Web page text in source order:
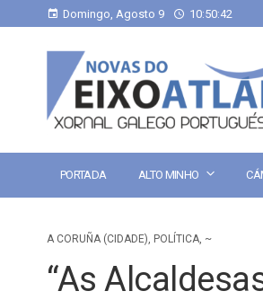
Domingo, Agosto 9 10:50:43
PORTADA ALTO MINHO
A CORUÑA (CIDADE), POLÍTICA, ~
“As